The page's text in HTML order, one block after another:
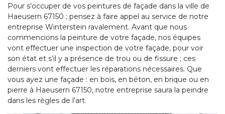
Pour s’occuper de vos peintures de façade dans la ville de
Haeusern 67150 ; pensez à faire appel au service de notre
entreprise Winterstein ravalement. Avant que nous
commencions la peinture de votre façade, nos équipes
vont effectuer une inspection de votre façade, pour voir
son état et s’il y a présence de trou ou de fissure ; ces
derniers vont effectuer les réparations nécessaires. Que
vous ayez une façade : en bois, en béton, en brique ou en
pierre à Haeusern 67150, notre entreprise saura la peindre
dans les règles de l’art.